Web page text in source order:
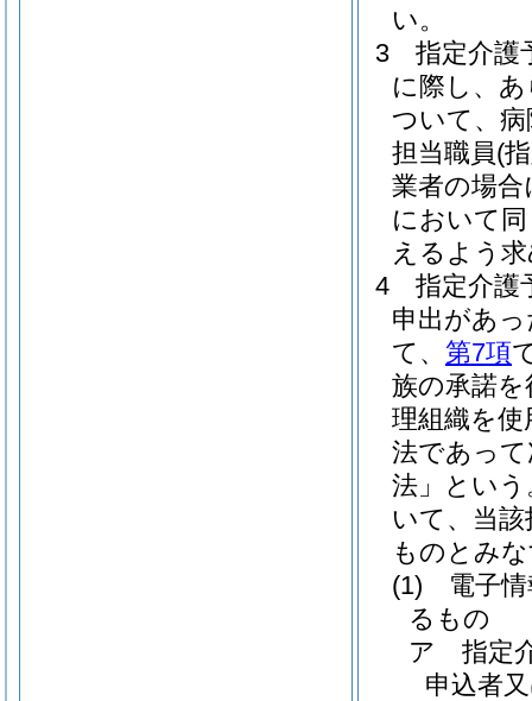
い。
3
指定介護
に際し、
ついて、
担当職員(
業者の場
において
えるよう
4
指定介護
申出があ
て、 第7項
族の承諾
理組織を
法であっ
法」という
いて、当
ものとみ
(1)
電子
るもの
ア
指定
申込者